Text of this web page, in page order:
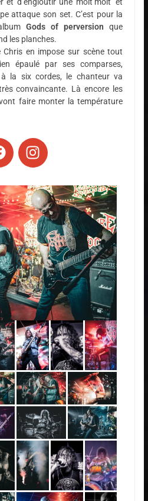
attaque son set. C’est pour la
Gods of perversion que
les planches.
Chris en impose sur scène tout
épaulé par ses comparses,
la six cordes, le chanteur va
convaincante. Là encore les
faire monter la température